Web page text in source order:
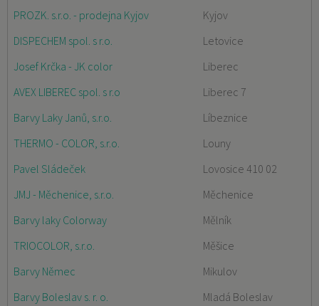
PROZK. s.r.o. - prodejna Kyjov
Kyjov
DISPECHEM spol. s r.o.
Letovice
Josef Krčka - JK color
Liberec
AVEX LIBEREC spol. s r.o
Liberec 7
Barvy Laky Janů, s.r.o.
Líbeznice
THERMO - COLOR, s.r.o.
Louny
Pavel Sládeček
Lovosice 410 02
JMJ - Měchenice, s.r.o.
Měchenice
Barvy laky Colorway
Mělník
TRIOCOLOR, s.r.o.
Měšice
Barvy Němec
Mikulov
Barvy Boleslav s. r. o.
Mladá Boleslav